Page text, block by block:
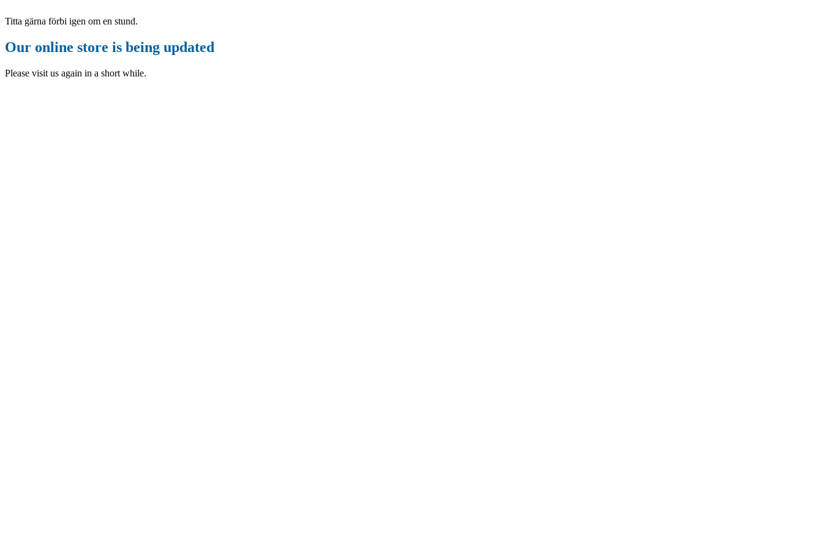
Titta gärna förbi igen om en stund.
Our online store is being updated
Please visit us again in a short while.